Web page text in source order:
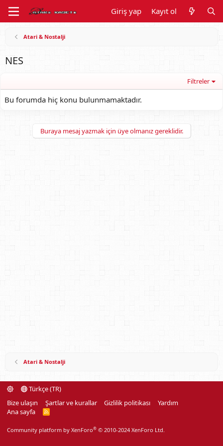
Giriş yap Kayıt ol
Atari & Nostalji
NES
Filtreler
Bu forumda hiç konu bulunmamaktadır.
Buraya mesaj yazmak için üye olmanız gereklidir.
Atari & Nostalji
Türkçe (TR)
Bize ulaşın
Şartlar ve kurallar Gizlilik politikası
Yardım
Ana sayfa
R
Community platform by XenForo® © 2010-2024 XenForo Ltd.